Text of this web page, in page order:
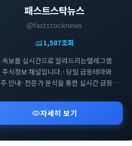
패스트스탁뉴스
@faststocknews
monitoring1,587조회
속보를 실시간으로 알려드리는텔레그램
주식정보 채널입니다.- 당일 급등테마와
안내- 전문가 분석을 통한 실시간 급등주
visibility자세히 보기